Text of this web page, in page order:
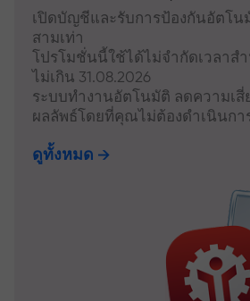
เปิดบัญชีและรับการป้องกันอัตโน
สามเท่า
โปรโมชั่นนี้ใช้ได้ไม่จำกัดเวลาส
ไม่เกิน 31.08.2026
ระบบทำงานอัตโนมัติ ลดความเสี่
ผลลัพธ์โดยที่คุณไม่ต้องดำเนินกา
ดูทั้งหมด